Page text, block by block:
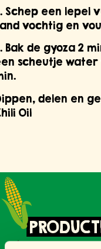
Schep een lepel
vochtig en
Bak de gyoza 2
scheutje water
delen en
Oil